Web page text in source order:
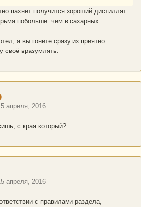
пахнет получится хороший дистиллят.
побольше чем в сахарных.
а вы гоните сразу из приятно
своё вразумлять.
апреля, 2016
с края который?
апреля, 2016
с правилами раздела,